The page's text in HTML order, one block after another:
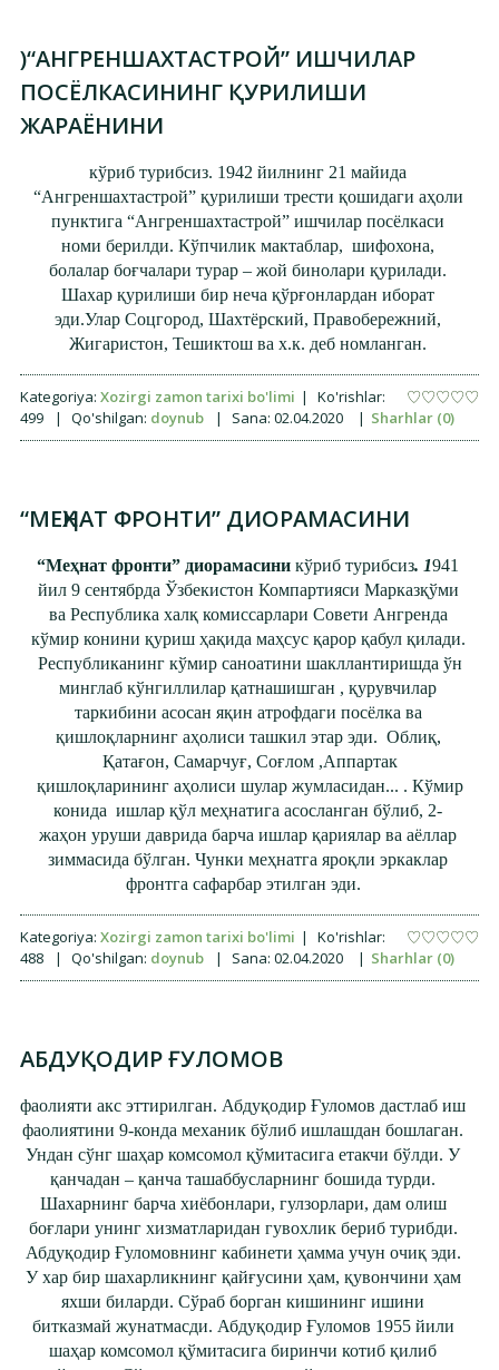
)“АНГРЕНШАХТАСТРОЙ” ИШЧИЛАР
ПОСЁЛКАСИНИНГ ҚУРИЛИШИ
ЖАРАЁНИНИ
кўриб турибсиз. 1942 йилнинг 21 майида
“Ангреншахтастрой” қурилиши трести қошидаги аҳоли
пунктига “Ангреншахтастрой” ишчилар посёлкаси
номи берилди. Кўпчилик мактаблар, шифохона,
болалар боғчалари турар – жой бинолари қурилади.
Шахар қурилиши бир неча қўрғонлардан иборат
эди.Улар Соцгород, Шахтёрский, Правобережний,
Жигаристон, Тешиктош ва х.к. деб номланган.
Kategoriya: Xozirgi zamon tarixi bo'limi |
Ko'rishlar:
499
| Qo'shilgan: doynub | Sana: 02.04.2020 | Sharhlar (0)
“МЕҲНАТ ФРОНТИ” ДИОРАМАСИНИ
“Меҳнат фронти” диорамасини кўриб турибсиз. 1941
йил 9 сентябрда Ўзбекистон Компартияси Марказқўми
ва Республика халқ комиссарлари Совети Ангренда
кўмир конини қуриш ҳақида маҳсус қарор қабул қилади.
Республиканинг кўмир саноатини шакллантиришда ўн
минглаб кўнгиллилар қатнашишган , қурувчилар
таркибини асосан яқин атрофдаги посёлка ва
қишлоқларнинг аҳолиси ташкил этар эди. Облиқ,
Қатағон, Самарчуғ, Соғлом ,Аппартак
қишлоқларининг аҳолиси шулар жумласидан... . Кўмир
конида ишлар қўл меҳнатига асосланган бўлиб, 2-
жаҳон уруши даврида барча ишлар қариялар ва аёллар
зиммасида бўлган. Чунки меҳнатга яроқли эркаклар
фронтга сафарбар этилган эди.
Kategoriya: Xozirgi zamon tarixi bo'limi |
Ko'rishlar:
488
| Qo'shilgan: doynub | Sana: 02.04.2020 | Sharhlar (0)
АБДУҚОДИР ҒУЛОМОВ
фаолияти акс эттирилган. Абдуқодир Ғуломов дастлаб иш
фаолиятини 9-конда механик бўлиб ишлашдан бошлаган.
Ундан сўнг шаҳар комсомол қўмитасига етакчи бўлди. У
қанчадан – қанча ташаббусларнинг бошида турди.
Шахарнинг барча хиёбонлари, гулзорлари, дам олиш
боғлари унинг хизматларидан гувохлик бериб турибди.
Абдуқодир Ғуломовнинг кабинети ҳамма учун очиқ эди.
У хар бир шахарликнинг қайғусини ҳам, қувончини ҳам
яхши биларди. Сўраб борган кишининг ишини
битказмай жунатмасди. Абдуқодир Ғуломов 1955 йили
шаҳар комсомол қўмитасига биринчи котиб қилиб